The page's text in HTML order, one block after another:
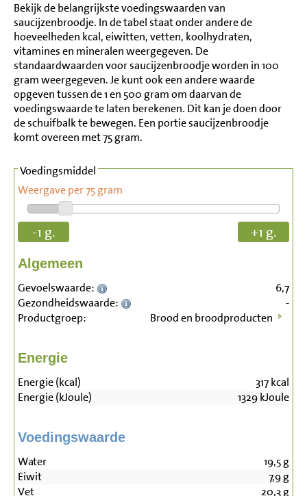
Bekijk de belangrijkste voedingswaarden van
saucijzenbroodje. In de tabel staat onder andere de
hoeveelheden kcal, eiwitten, vetten, koolhydraten,
vitamines en mineralen weergegeven. De
standaardwaarden voor saucijzenbroodje worden in 100
gram weergegeven. Je kunt ook een andere waarde
opgeven tussen de 1 en 500 gram om daarvan de
voedingswaarde te laten berekenen. Dit kan je doen door
de schuifbalk te bewegen. Een portie saucijzenbroodje
komt overeen met 75 gram.
Voedingsmiddel
Weergave per 75 gram
-1 g. +1 g.
Algemeen
Gevoelswaarde:
6,7
Gezondheidswaarde:
-
Productgroep:
Brood en broodproducten
Energie
Energie (kcal) 317kcal
Energie (kJoule)
1329kJoule
Voedingswaarde
Water 19,5g
Eiwit
7,9g
Vet
20,3g